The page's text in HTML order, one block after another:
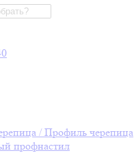
/ Профиль черепица
профнастил